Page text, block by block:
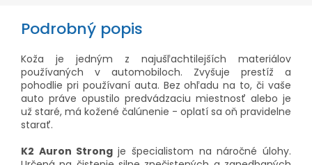
Podrobný popis
Koža je jedným z najušľachtilejších materiálov
používaných v automobiloch. Zvyšuje prestíž a
pohodlie pri používaní auta. Bez ohľadu na to, či vaše
auto práve opustilo predvádzaciu miestnosť alebo je
už staré, má kožené čalúnenie - oplatí sa oň pravidelne
starať.
K2 Auron Strongje špecialistom na náročné úlohy.